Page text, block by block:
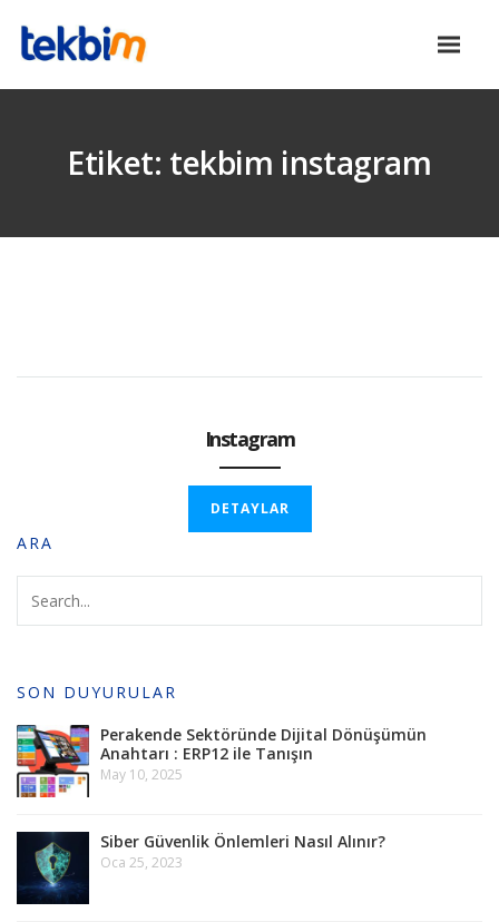
Etiket: tekbim instagram
Instagram
DETAYLAR
ARA
SON DUYURULAR
Perakende Sektöründe Dijital Dönüşümün
Anahtarı : ERP12 ile Tanışın
May 10, 2025
Siber Güvenlik Önlemleri Nasıl Alınır?
Oca 25, 2023